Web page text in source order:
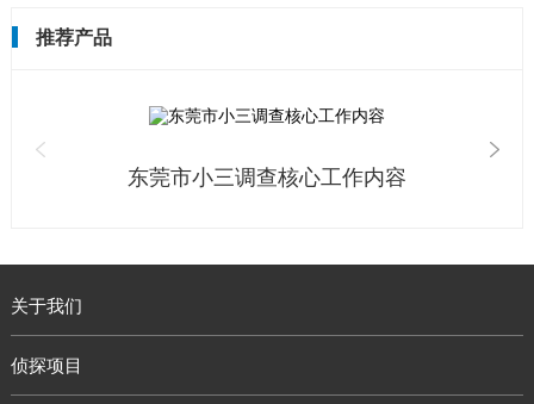
推荐产品
东莞市小三调查核心工作内容
关于我们
侦探项目